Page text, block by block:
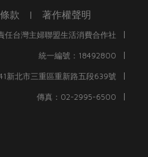
款 | 著作權聲明
任台灣主婦聯盟生活消費合作社 |
統一編號：18492800 |
新北市三重區重新路五段639號 |
傳真：02-2995-6500 |